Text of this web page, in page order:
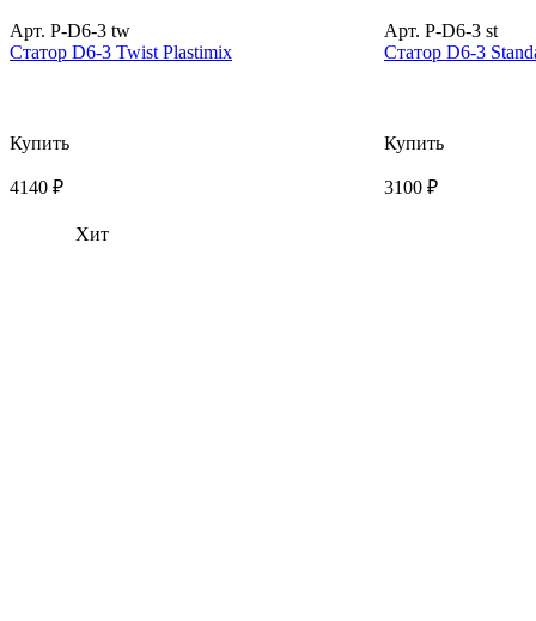
Арт. P-D6-3 tw
Статор D6-3 Twist Plastimix
Купить
4140 ₽
Арт. P-D6-3 st
Статор D6-3
Купить
3100 ₽
Хит